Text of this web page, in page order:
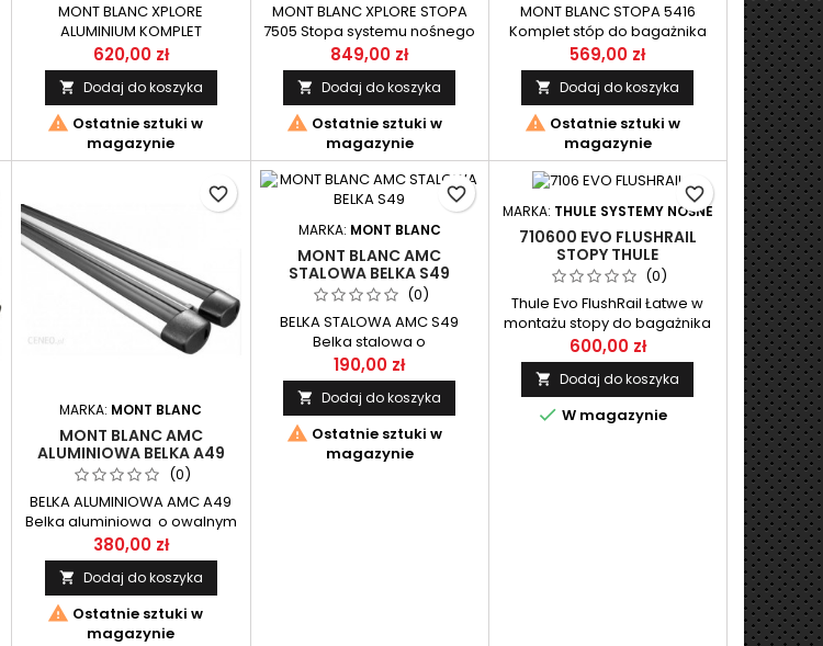
MONT BLANC XPLORE
ALUMINIUM KOMPLET
ALUMINIOWYCH BELEK
PRZEZNACZONY DO SYSTEMU
NOŚNEGO XPLORE MONT
BLANC.
620,00 zł
 Dodaj do koszyka
 Ostatnie sztuki w
magazynie
MONT BLANC XPLORE STOPA
7505 Stopa systemu nośnego
XPLORE przeznaczone do
samochodów według listy
aplikacyjnej. Stopa
posiadająca najłatwiejszy
sposób montażu do relingu .
849,00 zł
 Dodaj do koszyka
 Ostatnie sztuki w
magazynie
MONT BLANC STOPA 5416
Komplet stóp do bagażnika
dachowego z systemu AMC
firmy MONT BLANC.
569,00 zł
 Dodaj do koszyka
 Ostatnie sztuki w
magazynie
MARKA: MONT BLANC
MONT BLANC AMC
ALUMINIOWA BELKA A49
(0)
BELKA ALUMINIOWA AMC A49
Belka aluminiowa o owalnym
przekroju w wymiarze
49X28mm o długości 125cm.
Zestaw belek przeznaczony
do systemu AMC firmy Mont
Blanc.
380,00 zł
 Dodaj do koszyka
 Ostatnie sztuki w
magazynie
favorite_border
MARKA: MONT BLANC
MONT BLANC AMC
STALOWA BELKA S49
(0)
BELKA STALOWA AMC S49
Belka stalowa o
standardowym wymiarze
32x22mm o długości 125cm.
Zestaw belek przeznaczony
do systemu AMC firmy Mont
Blanc.
190,00 zł
 Dodaj do koszyka
 Ostatnie sztuki w
magazynie
favorite_border
MARKA: THULE SYSTEMY NOŚNE
710600 EVO FLUSHRAIL
STOPY THULE
(0)
Thule Evo FlushRail Łatwe w
montażu stopy do bagażnika
dachowego Thule Evo, do
samochodów ze
zintegrowanymi relingami.
Komplet zawiera 4 sztuki.
600,00 zł
 Dodaj do koszyka
 W magazynie
favorite_border